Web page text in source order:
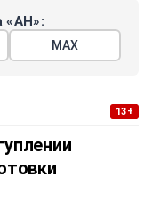
«АН»:
МАХ
13+